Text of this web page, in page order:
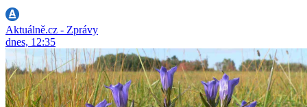
Aktuálně.cz - Zprávy
dnes, 12:35